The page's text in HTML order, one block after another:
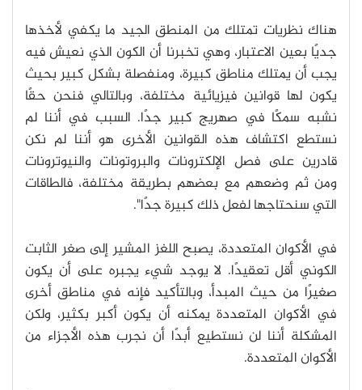
هناك نظريات تمتلك من المنطق الجيد ما يكفي لأخذها
جديًا بعين الاعتبار، وهي تخبرنا أن الكون الذي نعيش فيه
يجب أن يمتلك مناطق كبيرة، ومنفصلة بشكل كبير بحيث
يكون لها قوانين فيزيائية مختلفة، وبالتالي فنحن حقًا
نشبه سمكًا في صهريج كبير جدًا. السبب في أننا لم
نستطع اكتشاف هذه القوانين الأخرى هو أننا لم نكن
قادرين على فصل الإلكترونات والبروتونات والنيوترونات
ومن ثم وضعهم مع بعضهم بطريقة مختلفة، فالطاقات
التي سنحتاجها لفعل ذلك كبيرة جدًا".
في الأكوان المتعددة، يصبح اللغز المشير إلى صغر الثابت
الكوني أقل تعقيدًا. لا يوجد شيء يجبره على أن يكون
صغيرًا من حيث المبدأ، وبالتأكيد فإنه في مناطق أخرى
في الأكوان المتعددة يمكنه أن يكون أكبر بكثير، ولكن
المشكلة أننا لن نستطيع أبدًا أن نجرب هذه الأجزاء من
الأكوان المتعددة.